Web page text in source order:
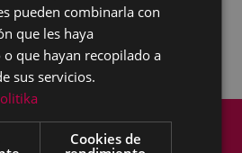
Contacto
pueden combinarla con
que les haya
que hayan recopilado a
sus servicios.
Cookies de